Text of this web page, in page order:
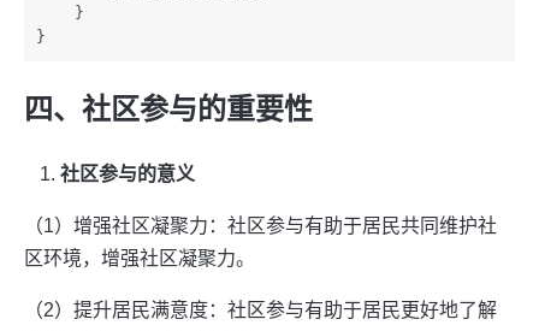
    }
四、社区参与的重要性
社区参与的意义
（1）增强社区凝聚力：社区参与有助于居民共同维护社
区环境，增强社区凝聚力。
（2）提升居民满意度：社区参与有助于居民更好地了解